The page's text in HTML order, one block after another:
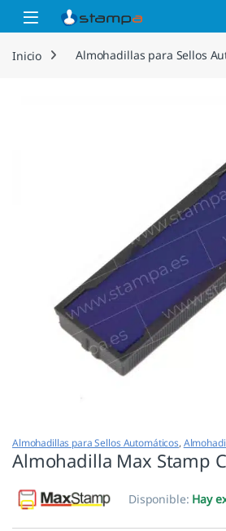
Saltar a la navegación
Saltar al contenido
Open
Inicio Almohadillas para Sellos
Almohadillas para Sellos Automáticos,
Almohadilla Max Stamp
Disponible: Hay